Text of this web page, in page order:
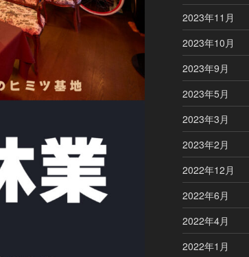
2023年11月
2023年10月
2023年9月
2023年5月
2023年3月
2023年2月
2022年12月
2022年6月
2022年4月
2022年1月